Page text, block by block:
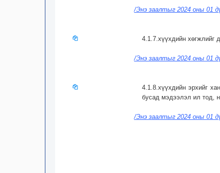
/Энэ заалтыг 2024 оны 01
4.1.7.хүүхдийн хөгжлийг
/Энэ заалтыг 2024 оны 01
4.1.8.хүүхдийн эрхийг
бусад мэдээлэл ил тод,
/Энэ заалтыг 2024 оны 01